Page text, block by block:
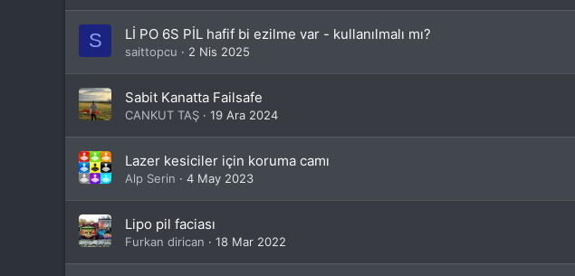
S Lİ PO 6S PİL hafif bi ezilme var - kullanılmalı mı?
saittopcu 2 Nis 2025
Sabit Kanatta Failsafe
CANKUT TAŞ 19 Ara 2024
Lazer kesiciler için koruma camı
Alp Serin 4 May 2023
Lipo pil faciası
Furkan dirican 18 Mar 2022